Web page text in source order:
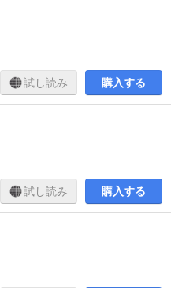
試し読み 購入する
試し読み 購入する